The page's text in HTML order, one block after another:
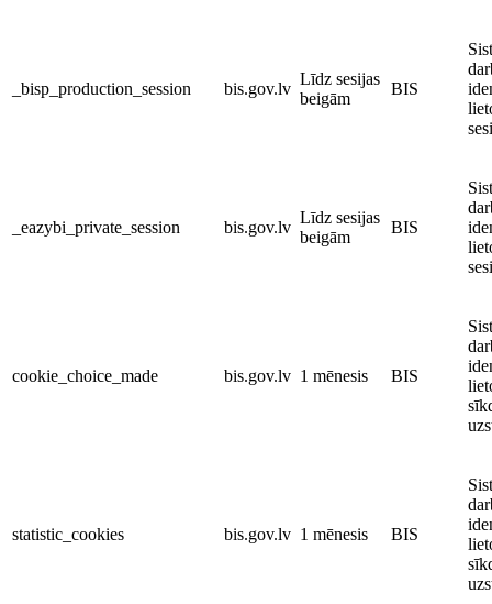
_bisp_production_session bis.gov.lv
Līdz sesijas
beigām
BIS
_eazybi_private_session bis.gov.lv
Līdz sesijas
beigām
BIS
cookie_choice_made bis.gov.lv 1 mēnesis BIS
statistic_cookies bis.gov.lv 1 mēnesis BIS